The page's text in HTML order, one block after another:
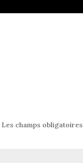
Les champs obligatoires